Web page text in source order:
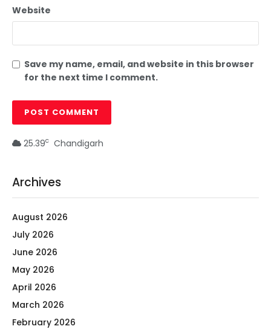
Website
Save my name, email, and website in this browser
for the next time I comment.
25.39c Chandigarh
Archives
August 2026
July 2026
June 2026
May 2026
April 2026
March 2026
February 2026